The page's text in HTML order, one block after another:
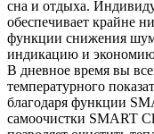
сна и отдыха.
обеспечивает крайне
функции снижения
индикацию и экономию
В дневное время вы
температурного
благодаря функции
самоочистки SMART